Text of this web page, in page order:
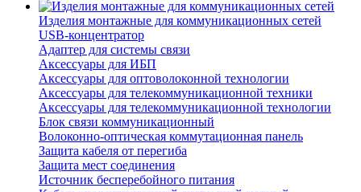
Изделия монтажные для коммуникационных сетей
USB-концентратор
Адаптер для системы связи
Аксессуары для ИБП
Аксессуары для оптоволоконной технологии
Аксессуары для телекоммуникационной техники
Аксессуары для телекоммуникационной технологии
Блок связи коммуникационный
Волоконно-оптическая коммутационная панель
Защита кабеля от перегиба
Защита мест соединения
Источник бесперебойного питания